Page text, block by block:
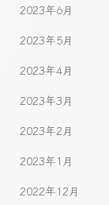
2023年6月
2023年5月
2023年4月
2023年3月
2023年2月
2023年1月
2022年12月